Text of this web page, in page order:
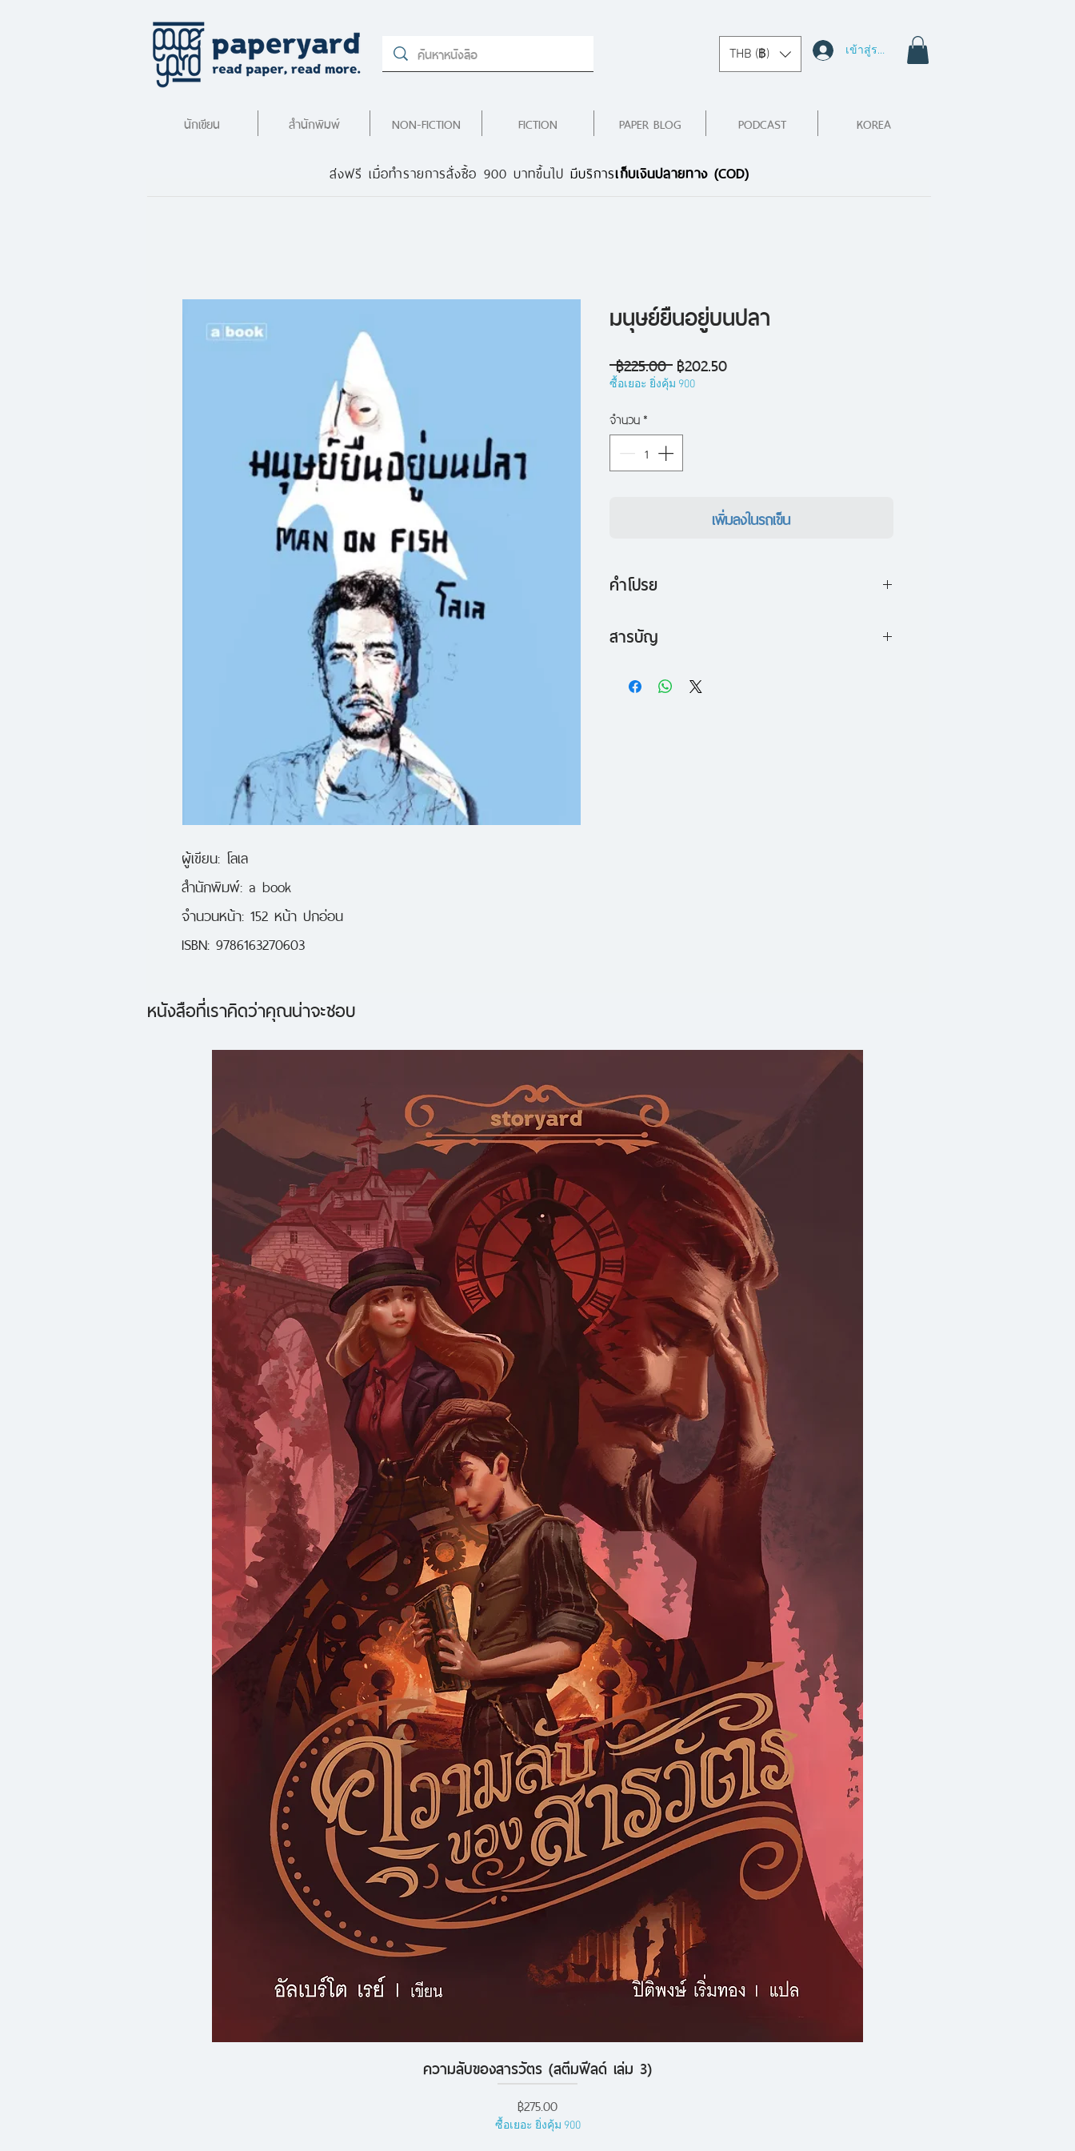
THB (฿) เข้าสู่ระบบ
นักเขียน สำนักพิมพ์ NON-FICTION FICTION PAPER BLOG PODCAST KOREA
ผู้เขียน: โลเล
สำนักพิมพ์: a book
จำนวนหน้า: 152 หน้า ปกอ่อน
ISBN: 9786163270603
มนุษย์ยืนอยู่บนปลา
฿225.00 ราคา
ปกติ
฿202.50ราคา
ซื้อเยอะ ยิ่งคุ้ม 900
จำนวน*
เพิ่มลงในรถเข็น
คำโปรย
รวมลายเส้น เรื่องสั้น และเรื่องสั้นๆ ที่โลเลเล่า
ตัวหนังสือของโลเลก็เหมือนลายเส้นของเขา
คือมีสไตล์ของตัวเองมีเรื่องราวของตัวเอง
สารบัญ
ความทรงจำฤดูร้อน
ส่งฟรี เมื่อทำรายการสั่งซื้อ 900 บาทขึ้นไป มีบริการเก็บเงินปลายทาง (COD)
หนังสือที่เราคิดว่าคุณน่าจะชอบ
ดูข้อมูลด่วน
ความลับของสารวัตร (สตีมฟีลด์ เล่ม 3)
ราคา
฿275.00
ซื้อเยอะ ยิ่งคุ้ม 900